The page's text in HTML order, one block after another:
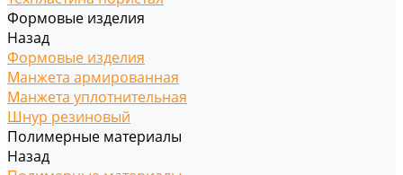
Формовые изделия
Назад
Формовые изделия
Манжета армированная
Манжета уплотнительная
Шнур резиновый
Полимерные материалы
Назад